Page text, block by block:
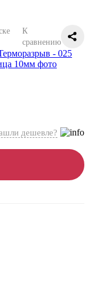
К
сравнению
дешевле?